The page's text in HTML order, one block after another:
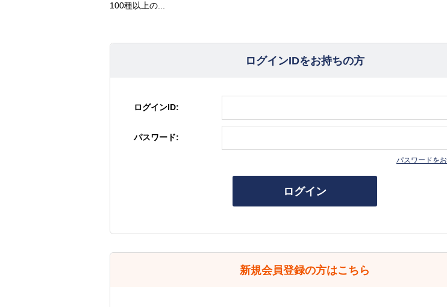
100種以上の...
ログインIDをお持ちの方
ログインID:
パスワード:
パスワードを
ログイン
新規会員登録の方はこちら